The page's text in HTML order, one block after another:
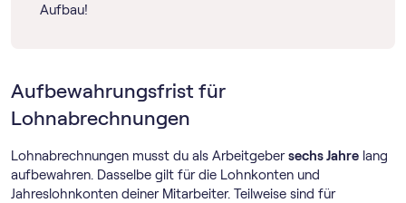
Aufbau!
Aufbewahrungsfrist für
Lohnabrechnungen
Lohnabrechnungen musst du als Arbeitgebersechs Jahre lang
aufbewahren. Dasselbe gilt für die Lohnkonten und
Jahreslohnkonten deiner Mitarbeiter. Teilweise sind für